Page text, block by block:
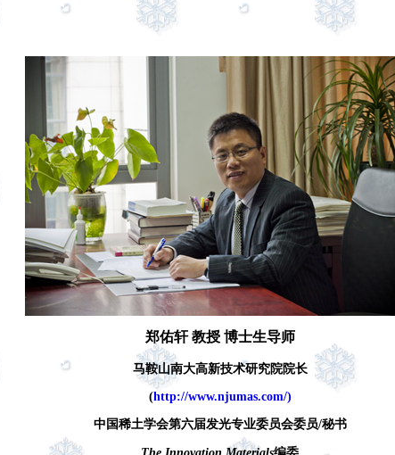
郑佑轩 教授 博士生导师
马鞍山南大高新技术研究院院长
(http://www.njumas.com/)
中国稀土学会第六届发光专业委员会委员/秘书